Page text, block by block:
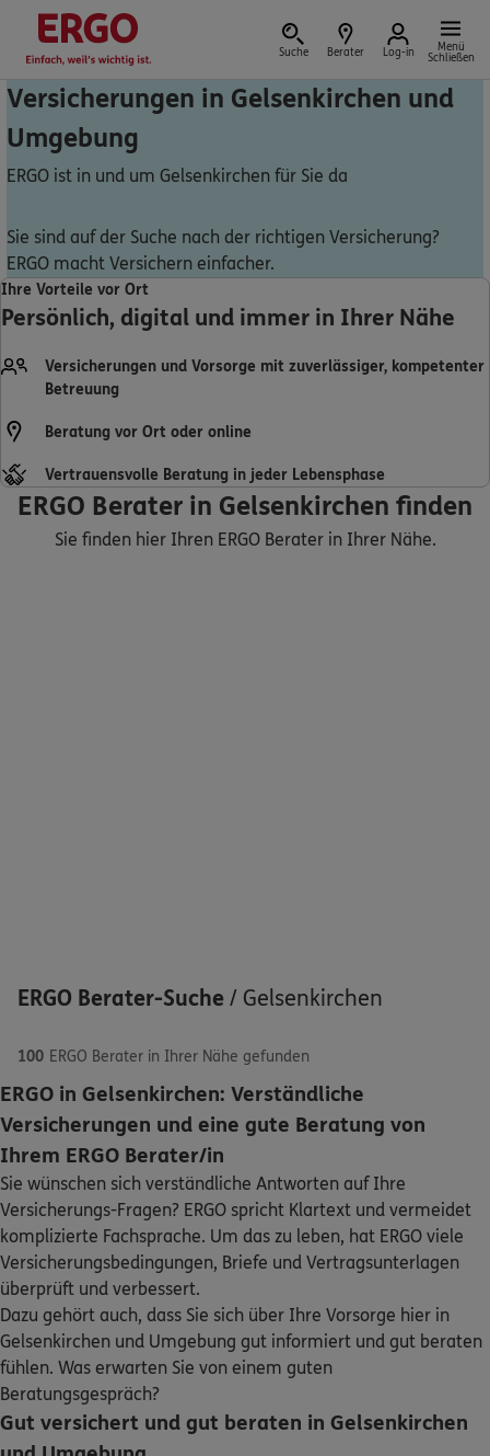
Suche Berater Log-in
Menü
Schließen
Versicherung vor Ort
Schaden oder Leistungsfall melden
Bequem online oder telefonisch
Nicht sicher, was Sie benötigen?
Schaden oder Leistungsfall melden
Bequem online oder telefonisch
Rechnung einreichen
Kontakt
Meine Versicherungen
Versicherungen in Gelsenkirchen und
Umgebung
ERGO ist in und um Gelsenkirchen für Sie da
Sie sind auf der Suche nach der richtigen Versicherung?
ERGO macht Versichern einfacher.
Ihre Vorteile vor Ort
Persönlich, digital und immer in Ihrer Nähe
Versicherungen und Vorsorge mit zuverlässiger, kompetenter
Betreuung
Beratung vor Ort oder online
Vertrauensvolle Beratung in jeder Lebensphase
ERGO Berater in Gelsenkirchen finden
Sie finden hier Ihren ERGO Berater in Ihrer Nähe.
ERGO Berater-Suche / Gelsenkirchen
100 ERGO Berater in Ihrer Nähe gefunden
Jürgen Przybylski
Von-Oven-Str. 17,45879
Homepage besuchen
Hakan Karagöz
Wiehagen 1-9,
Homepage besuchen
Halil Ibrahim Yildiz
Wiehagen 1-9
Homepage besuchen
ERGO in Gelsenkirchen: Verständliche
Versicherungen und eine gute Beratung von
Ihrem ERGO Berater/in
Sie wünschen sich verständliche Antworten auf Ihre
Versicherungs-Fragen? ERGO spricht Klartext und vermeidet
komplizierte Fachsprache. Um das zu leben, hat ERGO viele
Versicherungsbedingungen, Briefe und Vertragsunterlagen
überprüft und verbessert.
Dazu gehört auch, dass Sie sich über Ihre Vorsorge hier in
Gelsenkirchen und Umgebung gut informiert und gut beraten
fühlen. Was erwarten Sie von einem guten
Beratungsgespräch?
Gut versichert und gut beraten in Gelsenkirchen